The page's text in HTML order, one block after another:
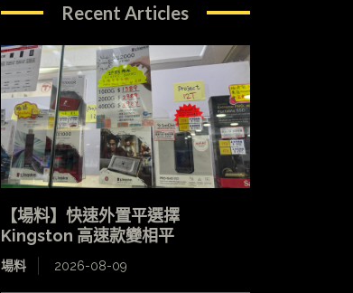
Recent Articles
【場料】快速外置平選擇
Kingston 高速款變相平
場料 2026-08-09